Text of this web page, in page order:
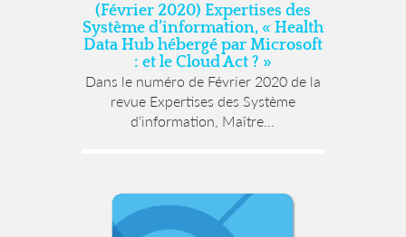
(Février 2020) Expertises des
Système d’information, « Health
Data Hub hébergé par Microsoft
: et le Cloud Act ? »
Dans le numéro de Février 2020 de la
revue Expertises des Système
d’information, Maître...